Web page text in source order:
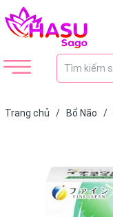
Trang chủ / Bổ Não /